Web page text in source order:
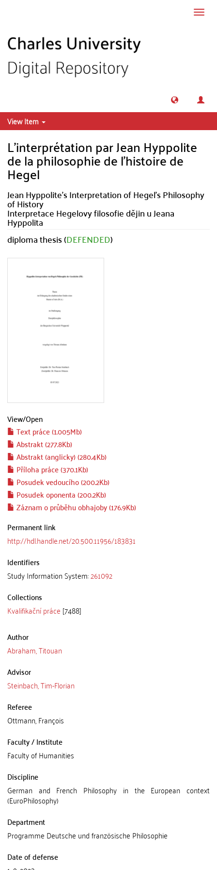
View Item
L'interprétation par Jean Hyppolite
de la philosophie de l'histoire de
Hegel
Jean Hyppolite's Interpretation of Hegel's Philosophy
of History
Interpretace Hegelovy filosofie dějin u Jeana
Hyppolita
diploma thesis (DEFENDED)
View/Open
Text práce (1.005Mb)
Abstrakt (277.8Kb)
Abstrakt (anglicky) (280.4Kb)
Příloha práce (370.1Kb)
Posudek vedoucího (200.2Kb)
Posudek oponenta (200.2Kb)
Záznam o průběhu obhajoby (176.9Kb)
Permanent link
http://hdl.handle.net/20.500.11956/183831
Identifiers
Study Information System:261092
Collections
Kvalifikační práce [7488]
Author
Abraham, Titouan
Advisor
Steinbach, Tim-Florian
Referee
Ottmann, François
Faculty / Institute
Faculty of Humanities
Discipline
German and French Philosophy in the European context
(EuroPhilosophy)
Department
Programme Deutsche und französische Philosophie
Date of defense